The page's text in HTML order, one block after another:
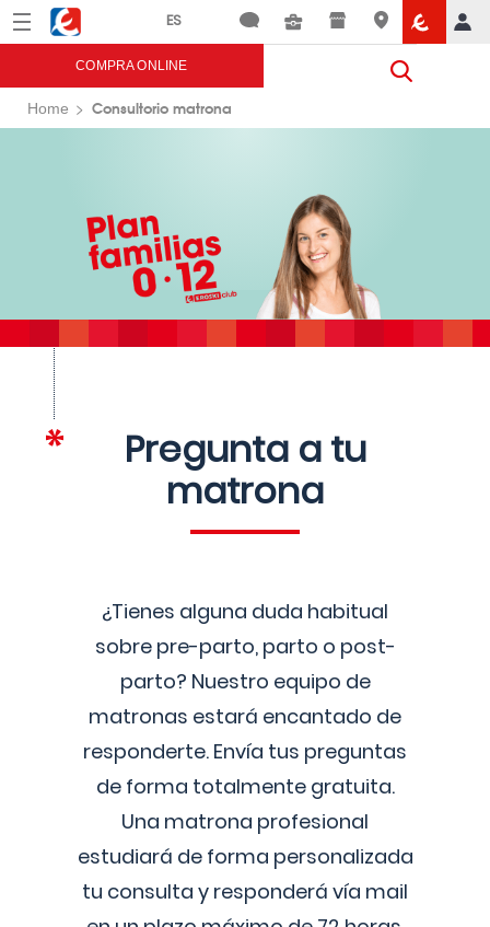
Menú Eroski
COMPRA ONLINE
Home Consultorio matrona
Pregunta a tu
matrona
¿Tienes alguna duda habitual
sobre pre-parto, parto o post-
parto? Nuestro equipo de
matronas estará encantado de
responderte. Envía tus preguntas
de forma totalmente gratuita.
Una matrona profesional
estudiará de forma personalizada
tu consulta y responderá vía mail